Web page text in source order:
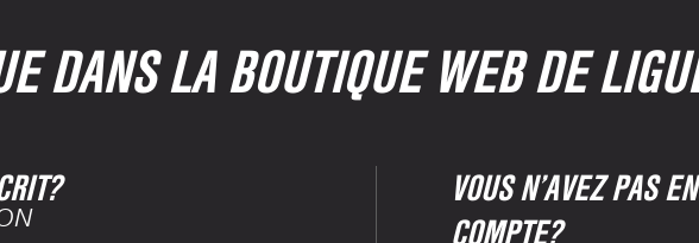
DANS LA BOUTIQUE WEB DE
VOUS N’AVEZ PAS
COMPTE?